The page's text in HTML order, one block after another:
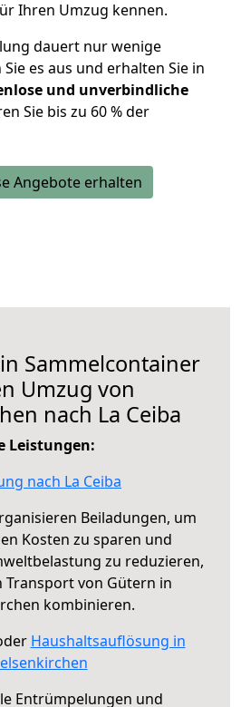
Ihren Umzug kennen.
dauert nur wenige
es aus und erhalten Sie in
und unverbindliche
Sie bis zu 60 % der
Angebote erhalten
Sammelcontainer
Umzug von
nach La Ceiba
Leistungen:
nach La Ceiba
Beiladungen, um
Kosten zu sparen und
zu reduzieren,
Transport von Gütern in
kombinieren.
Haushaltsauflösung in
Entrümpelungen und